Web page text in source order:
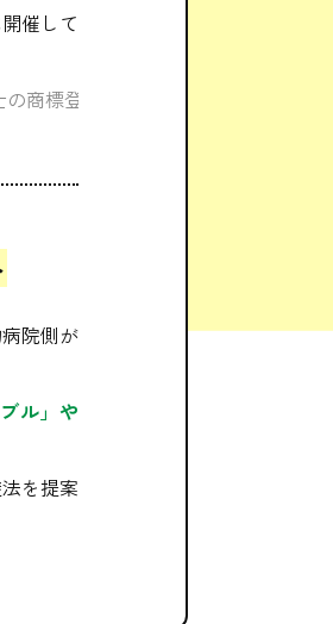
催して
商標登録です（登録6505081、2022
院側が
ル」や
を提案